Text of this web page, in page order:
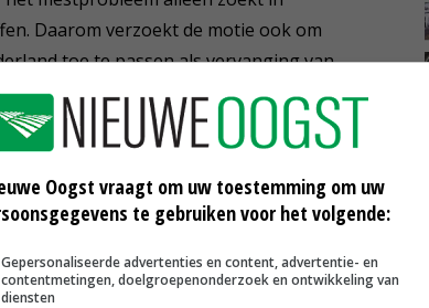
Daarom verzoekt de motie ook om
toe te passen als vervanging van
Oogst vraagt om uw toestemming om uw
te gebruiken voor het volgende:
Gepersonaliseerde advertenties en content, advertentie- en
contentmetingen, doelgroepenonderzoek en ontwikkeling van
diensten